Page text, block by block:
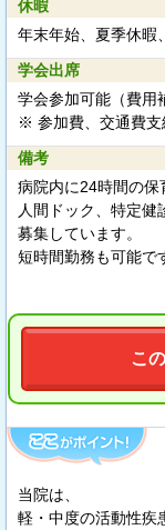
休暇
年末年始、夏季休暇
学会出席
学会参加可能（費用
※ 参加費、交通費支
備考
病院内に24時間の保
人間ドック、特定健
募集しています。
短時間勤務も可能で
こ
当院は、
軽・中度の活動性疾